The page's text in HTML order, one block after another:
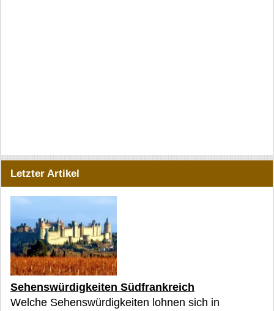
Letzter Artikel
Sehenswürdigkeiten Südfrankreich
Welche Sehenswürdigkeiten lohnen sich in